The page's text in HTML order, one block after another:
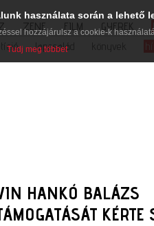
ZENE FILM GYEREK
lapcsalád könyvek
HANKÓ BALÁZS
KÉRTE
használata során a lehető
hozzájárulsz a cookie-k
Tudj meg többet